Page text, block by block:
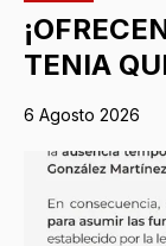
TENIA
6 Agosto 2026